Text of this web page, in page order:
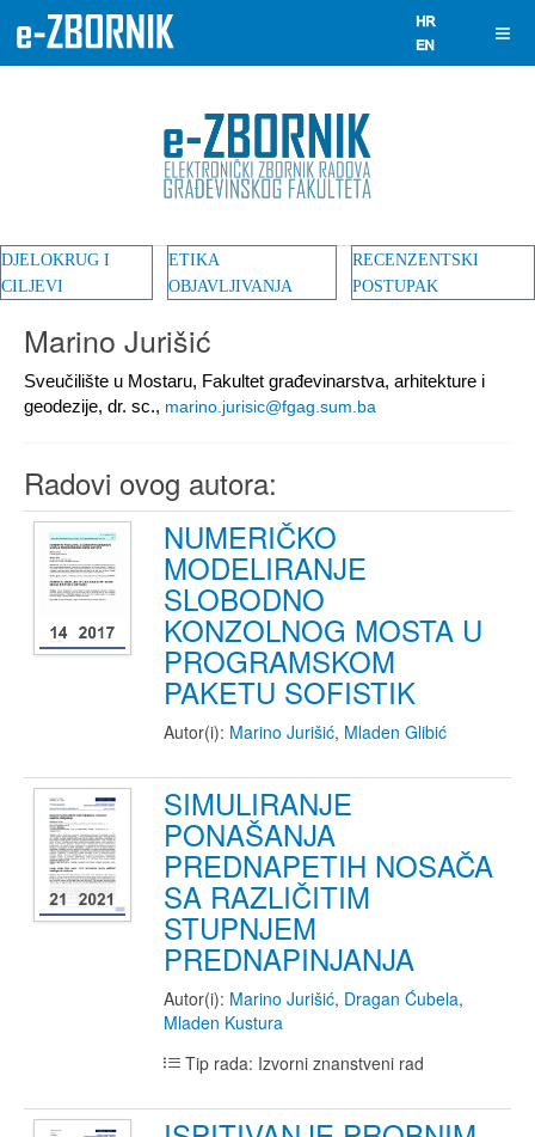
DJELOKRUG I
CILJEVI
ETIKA
OBJAVLJIVANJA
RECENZENTSKI
POSTUPAK
Marino Jurišić
Sveučilište u Mostaru, Fakultet građevinarstva, arhitekture i
geodezije, dr. sc., marino.jurisic@fgag.sum.ba
Radovi ovog autora:
NUMERIČKO
MODELIRANJE
SLOBODNO
KONZOLNOG MOSTA U
PROGRAMSKOM
PAKETU SOFISTIK
Autor(i): Marino Jurišić, Mladen Glibić
SIMULIRANJE
PONAŠANJA
PREDNAPETIH NOSAČA
SA RAZLIČITIM
STUPNJEM
PREDNAPINJANJA
Autor(i): Marino Jurišić, Dragan Ćubela,
Mladen Kustura
Tip rada: Izvorni znanstveni rad